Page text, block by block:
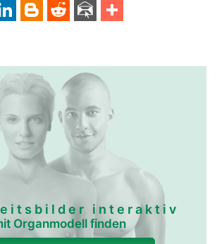
interaktiv
Organmodell finden